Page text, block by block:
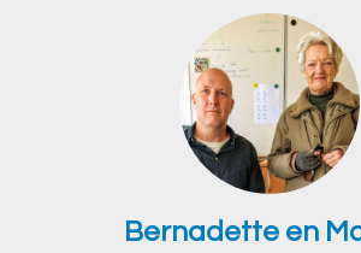
Bernadette en